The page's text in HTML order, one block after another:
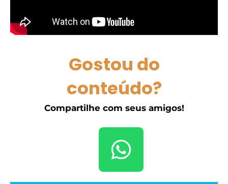
Gostou do
conteúdo?
Compartilhe com seus amigos!